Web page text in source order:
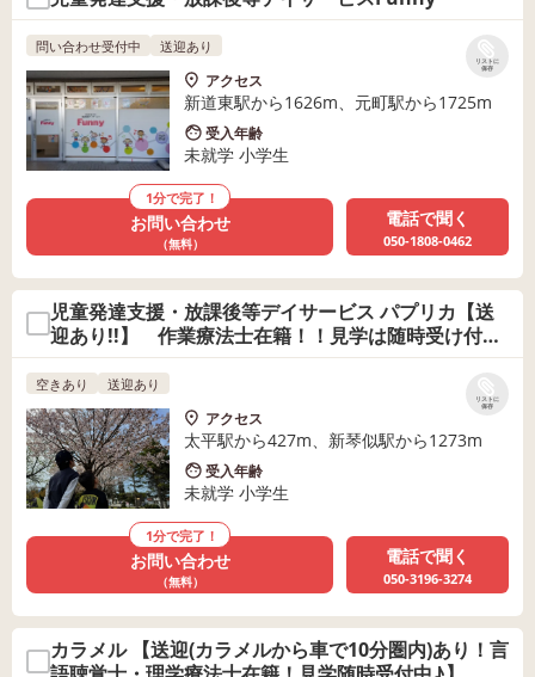
リストに
保存
問い合わせ受付中 送迎あり
アクセス
新道東駅から1626m、元町駅から1725m
受入年齢
未就学 小学生
1分で完了！
お問い合わせ
（無料）
電話で聞く
050-1808-0462
児童発達支援・放課後等デイサービス パプリカ【送
迎あり!!】 作業療法士在籍！！見学は随時受け付け
ます♪
リストに
保存
空きあり 送迎あり
アクセス
太平駅から427m、新琴似駅から1273m
受入年齢
未就学 小学生
1分で完了！
お問い合わせ
（無料）
電話で聞く
050-3196-3274
カラメル 【送迎(カラメルから車で10分圏内)あり！言